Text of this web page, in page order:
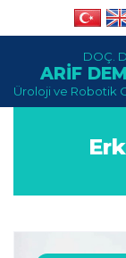
DOÇ.
ARİF
Üroloji ve Robotik